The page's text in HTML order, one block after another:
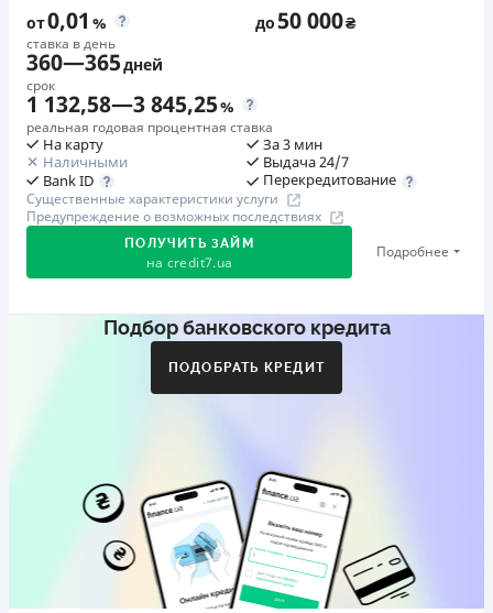
от0,01 %
ставка в день
до50 000₴
360—365дней
срок
1 132,58—3 845,25%
реальная годовая процентная ставка
На карту
Наличными
Bank ID
За 3 мин
Выдача 24/7
Перекредитование
Существенные характеристики услуги
Предупреждение о возможных последствиях
ПОЛУЧИТЬ ЗАЙМ
на credit7.ua
Подробнее
Акция: «Кешбэк за друга»
друг регистрируется и получает первый кредит (от
Бронзовый призер FinAwards 2026 «Лучшая программа
лояльности»
Первый займ
от 0,01%/день до 30 000 ₴
Подбор банковского кредита
ПОДОБРАТЬ КРЕДИТ